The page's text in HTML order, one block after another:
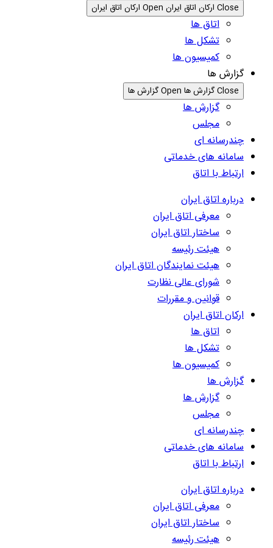
Close ارکان اتاق ایران Open ارکان اتاق ایران
اتاق ها
تشکل ها
کمیسیون ها
گزارش ها
Close گزارش ها Open گزارش ها
گزارش ها
مجلس
چندرسانه ای
سامانه های خدماتی
ارتباط با اتاق
درباره اتاق ایران
معرفی اتاق ایران
ساختار اتاق ایران
هیئت رئیسه
هیئت نمایندگان اتاق ایران
شورای عالی نظارت
قوانین و مقررات
ارکان اتاق ایران
اتاق ها
تشکل ها
کمیسیون ها
گزارش ها
گزارش ها
مجلس
چندرسانه ای
سامانه های خدماتی
ارتباط با اتاق
درباره اتاق ایران
معرفی اتاق ایران
ساختار اتاق ایران
هیئت رئیسه